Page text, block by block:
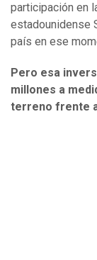
participación en
estadounidense
país en ese
Pero esa
millones a
terreno frente